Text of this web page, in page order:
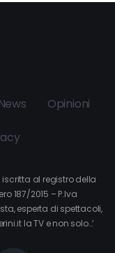
News Opinioni
al registro della
187/2015 – P.Iva
esperta di spettacoli,
la TV e non solo…’